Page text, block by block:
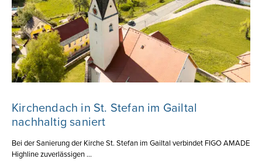
Kirchendach in St. Stefan im Gailtal
nachhaltig saniert
Bei der Sanierung der Kirche St. Stefan im Gailtal verbindet FIGO AMADE
Highline zuverlässigen ...